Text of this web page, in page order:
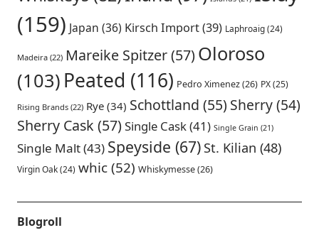
(159) Japan (36) Kirsch Import(39) Laphroaig(24)
Madeira(22) Mareike Spitzer(57)Oloroso
(103) Peated (116) Pedro Ximenez(26) PX(25)
Rising Brands(22) Rye(34) Schottland (55) Sherry(54)
Sherry Cask (57)Single Cask(41) Single Grain (21)
Single Malt(43) Speyside (67) St. Kilian (48)
Virgin Oak(24) whic(52) Whiskymesse(26)
Blogroll